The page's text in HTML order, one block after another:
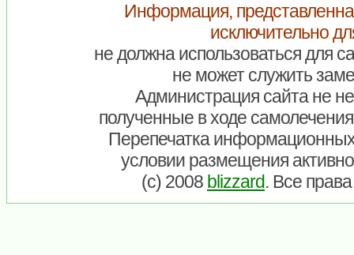
Информация,
исключительно
не должна использоваться для
не может служить
Администрация сайта не
полученные в ходе
Перепечатка
условии размещения
(c) 2008 blizzard. Все